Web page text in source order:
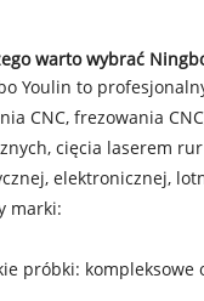
warto wybrać
Youlin to
CNC, frezowania
cięcia laserem
elektronicznej,
marki:
próbki: